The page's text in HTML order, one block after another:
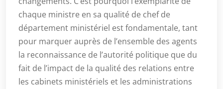
chaque ministre en sa qualité de chef de
département ministériel est fondamentale, tant
pour marquer auprès de l’ensemble des agents
la reconnaissance de l’autorité politique que du
fait de l’impact de la qualité des relations entre
les cabinets ministériels et les administrations